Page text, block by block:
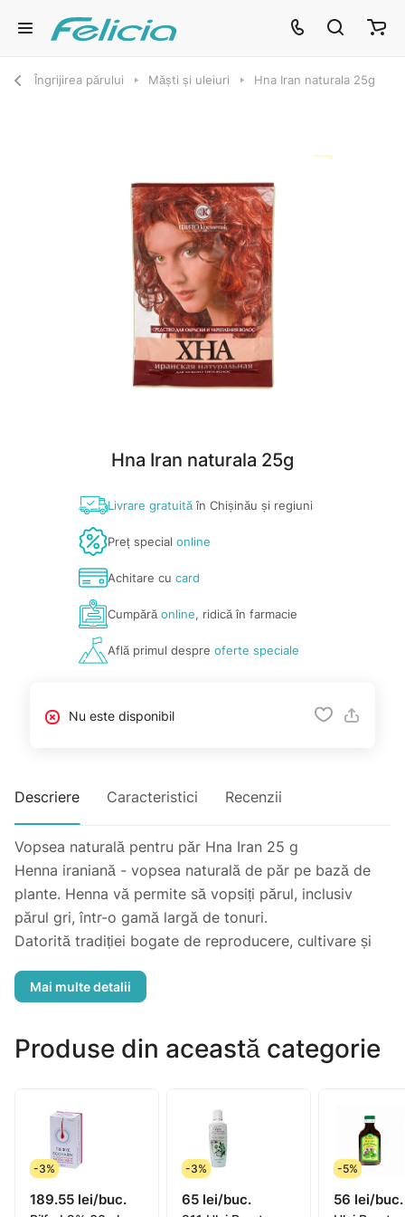
Îngrijirea părului Măști și uleiuri Hna Iran naturala 25g
Hna Iran naturala 25g
Livrare gratuităîn Chișinău și regiuni
Preț special online
Achitare cu card
Cumpărăonline, ridică în farmacie
Află primul despre oferte speciale
Nu este disponibil
Descriere Caracteristici Recenzii
Vopsea naturală pentru păr Hna Iran 25 g
Henna iraniană - vopsea naturală de păr pe bază de
plante. Henna vă permite să vopsiți părul, inclusiv
părul gri, într-o gamă largă de tonuri.
Datorită tradiției bogate de reproducere, cultivare și
lungă durată, culori strălucitoare profunde și repararea
Henna iraniană are grijă de scalp și întărește rădăcinile
părului, elimină mătreața, creează volum suplimentar,
Aplicare:
culoarea trebuie aplicată pe părul uscat și curat.
Adăugați 25-125 g henna, în funcție de lungimea
părului, apă (nu sub 80 ° C) și amestecați până se
Produse din această categorie
-3%
189.55 lei/buc.
-3%
65 lei/buc.
-5%
56 lei/buc.